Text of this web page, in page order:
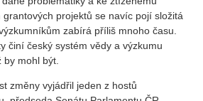
projektů se navíc pojí složitá
zabírá příliš mnoho času.
činí český systém vědy a výzkumu
mohl být.
změny vyjádřil jeden z hostů